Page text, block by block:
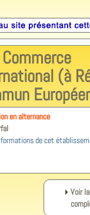
Commerce
(à
en alternance
de cet
Voir